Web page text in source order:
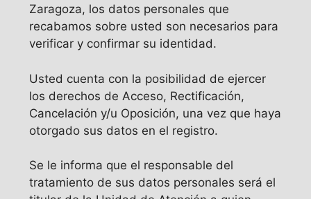
Zaragoza, los datos personales que
recabamos sobre usted son necesarios para
verificar y confirmar su identidad.
Usted cuenta con la posibilidad de ejercer
los derechos de Acceso, Rectificación,
Cancelación y/u Oposición, una vez que haya
otorgado sus datos en el registro.
Se le informa que el responsable del
tratamiento de sus datos personales será el